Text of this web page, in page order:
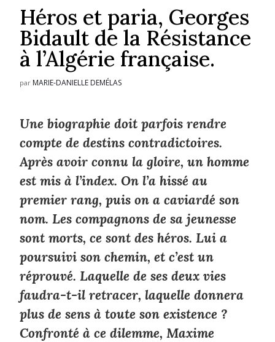
Héros et paria, Georges
Bidault de la Résistance
à l’Algérie française.
par MARIE-DANIELLE DEMÉLAS
Une biographie doit parfois rendre
compte de destins contradictoires.
Après avoir connu la gloire, un homme
est mis à l’index. On l’a hissé au
premier rang, puis on a caviardé son
nom. Les compagnons de sa jeunesse
sont morts, ce sont des héros. Lui a
poursuivi son chemin, et c’est un
réprouvé. Laquelle de ses deux vies
faudra-t-il retracer, laquelle donnera
plus de sens à toute son existence ?
Confronté à ce dilemme, Maxime